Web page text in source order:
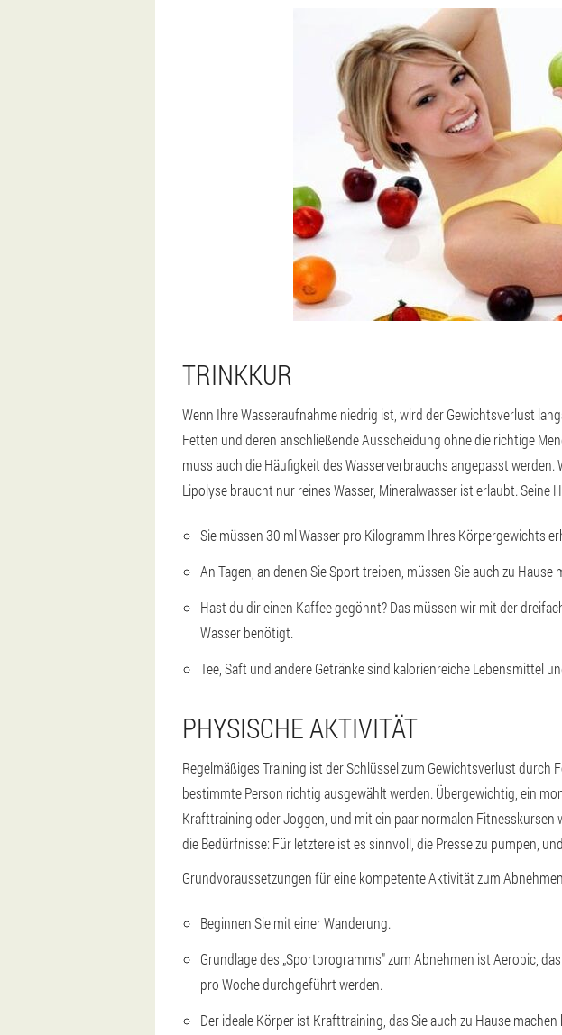
TRINKKUR
Wenn Ihre Wasseraufnahme niedrig ist, wird der Gewichtsverlust
Fetten und deren anschließende Ausscheidung ohne die richtige
muss auch die Häufigkeit des Wasserverbrauchs angepasst
Lipolyse braucht nur reines Wasser, Mineralwasser ist erlaubt.
Sie müssen 30 ml Wasser pro Kilogramm Ihres Körpergewichts
An Tagen, an denen Sie Sport treiben, müssen Sie auch zu
Hast du dir einen Kaffee gegönnt? Das müssen wir mit der
Wasser benötigt.
Tee, Saft und andere Getränke sind kalorienreiche Lebensmittel
PHYSISCHE AKTIVITÄT
Regelmäßiges Training ist der Schlüssel zum Gewichtsverlust
bestimmte Person richtig ausgewählt werden. Übergewichtig, ein
Krafttraining oder Joggen, und mit ein paar normalen
die Bedürfnisse: Für letztere ist es sinnvoll, die Presse zu pumpen,
Grundvoraussetzungen für eine kompetente Aktivität zum
Beginnen Sie mit einer Wanderung.
Grundlage des „Sportprogramms" zum Abnehmen ist Aerobic,
pro Woche durchgeführt werden.
Der ideale Körper ist Krafttraining, das Sie auch zu Hause